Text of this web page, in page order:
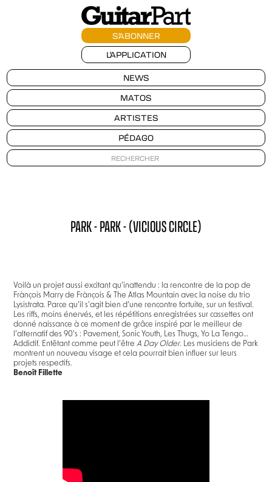
S'ABONNER
L'APPLICATION
NEWS
MATOS
ARTISTES
PÉDAGO
PARK - PARK - (VICIOUS CIRCLE)
Voilà un projet aussi excitant qu’inattendu : la rencontre de la pop de
Frànçois Marry de Frànçois & The Atlas Mountain avec la noise du trio
Lysistrata. Parce qu’il s’agit bien d’une rencontre fortuite, sur un festival.
Les riffs, moins énervés, et les répétitions enregistrées sur cassettes ont
donné naissance à ce moment de grâce inspiré par le meilleur de
l’alternatif des 90's : Pavement, Sonic Youth, Les Thugs, Yo La Tengo…
Addictif. Entêtant comme peut l’êtreA Day Older. Les musiciens de Park
montrent un nouveau visage et cela pourrait bien influer sur leurs
projets respectifs.
Benoît Fillette